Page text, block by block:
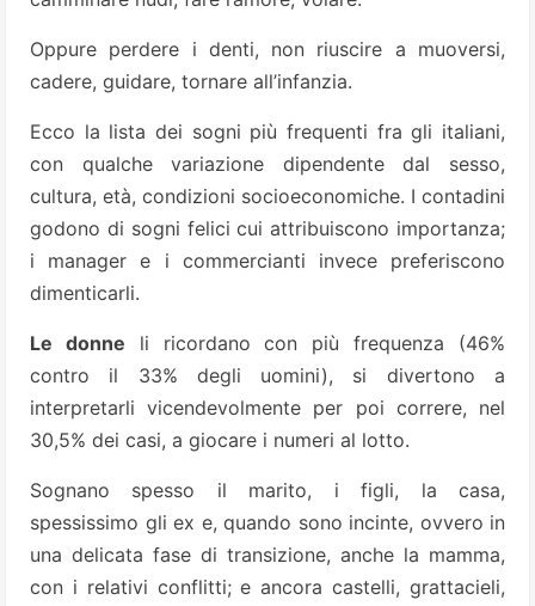
Oppure perdere i denti, non riuscire a muoversi,
cadere, guidare, tornare all’infanzia.
Ecco la lista dei sogni più frequenti fra gli italiani,
con qualche variazione dipendente dal sesso,
cultura, età, condizioni socioeconomiche. I contadini
godono di sogni felici cui attribuiscono importanza;
i manager e i commercianti invece preferiscono
dimenticarli.
Le donne li ricordano con più frequenza (46%
contro il 33% degli uomini), si divertono a
interpretarli vicendevolmente per poi correre, nel
30,5% dei casi, a giocare i numeri al lotto.
Sognano spesso il marito, i figli, la casa,
spessissimo gli ex e, quando sono incinte, ovvero in
una delicata fase di transizione, anche la mamma,
con i relativi conflitti; e ancora castelli, grattacieli,